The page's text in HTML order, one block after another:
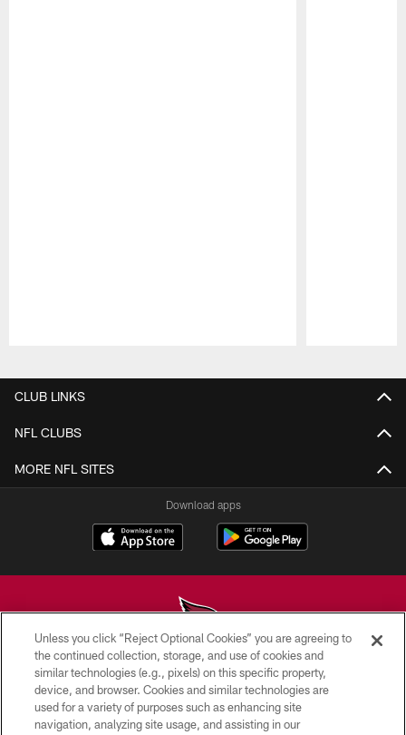
CLUB LINKS
NFL CLUBS
MORE NFL SITES
Download apps
© 2026 ARIZONA CARDINALS. ALL RIGHTS RESERVED.
CONTACT US
Unless you click “Reject Optional Cookies” you are agreeing to
the continued collection, storage, and use of cookies and
similar technologies (e.g., pixels) on this specific property,
device, and browser. Cookies and similar technologies are
used for a variety of purposes such as enhancing site
navigation, analyzing site usage, and assisting in our